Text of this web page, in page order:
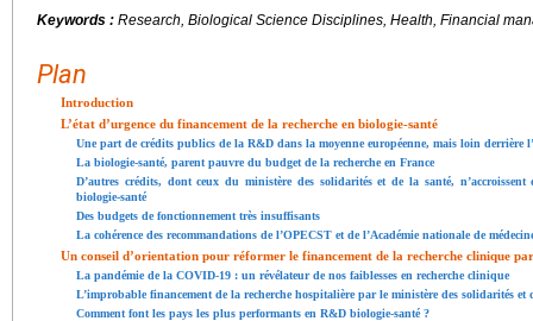
Keywords : Research, Biological Science Disciplines, Health, Financial
Plan
Introduction
L’état d’urgence du financement de la recherche en biologie-santé
Une part de crédits publics de la R&D dans la moyenne européenne, mais loin derrière
La biologie-santé, parent pauvre du budget de la recherche en France
D’autres crédits, dont ceux du ministère des solidarités et de la santé,
biologie-santé
Des budgets de fonctionnement très insuffisants
La cohérence des recommandations de l’OPECST et de l’Académie nationale de
Un conseil d’orientation pour réformer le financement de la recherche clinique
La pandémie de la COVID-19 : un révélateur de nos faiblesses en recherche clinique
L’improbable financement de la recherche hospitalière par le ministère des solidarités et
Comment font les pays les plus performants en R&D biologie-santé ?